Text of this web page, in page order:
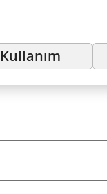
Kullanım